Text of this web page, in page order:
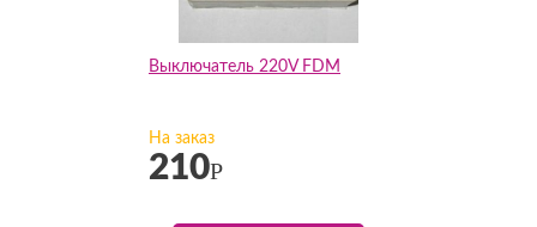
Выключатель 220V FDM
На заказ
210Р